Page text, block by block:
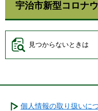
宇治市新型コロナ
見つからないときは
個人情報の取り扱いに